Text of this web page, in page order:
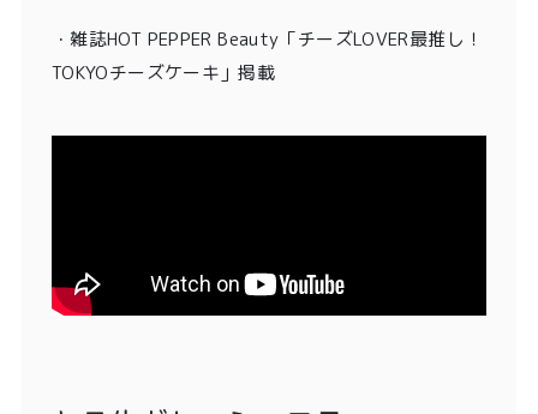
・雑誌HOT PEPPER Beauty「チーズLOVER最推し！
TOKYOチーズケーキ」掲載